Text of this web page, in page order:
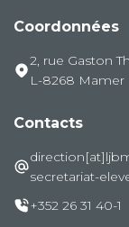
Coordonnées
2, rue Gaston
L-8268 Mamer
Contacts
secretariat-
+352 26 31 40-1